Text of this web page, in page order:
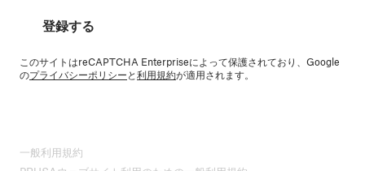
登録する
このサイトはreCAPTCHA Enterpriseによって保護されており、Google
のプライバシーポリシーと利用規約が適用されます。
一般利用規約